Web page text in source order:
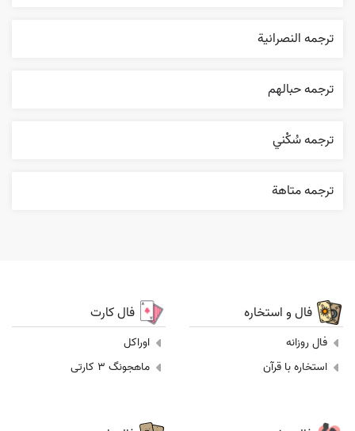
ترجمه النصرانية
ترجمه حبالهم
ترجمه سُکْني
ترجمه متاهة
فال و استخاره
فال روزانه
استخاره با قرآن
فال کارت
اوراکل
ماهجونگ 3 کارتی